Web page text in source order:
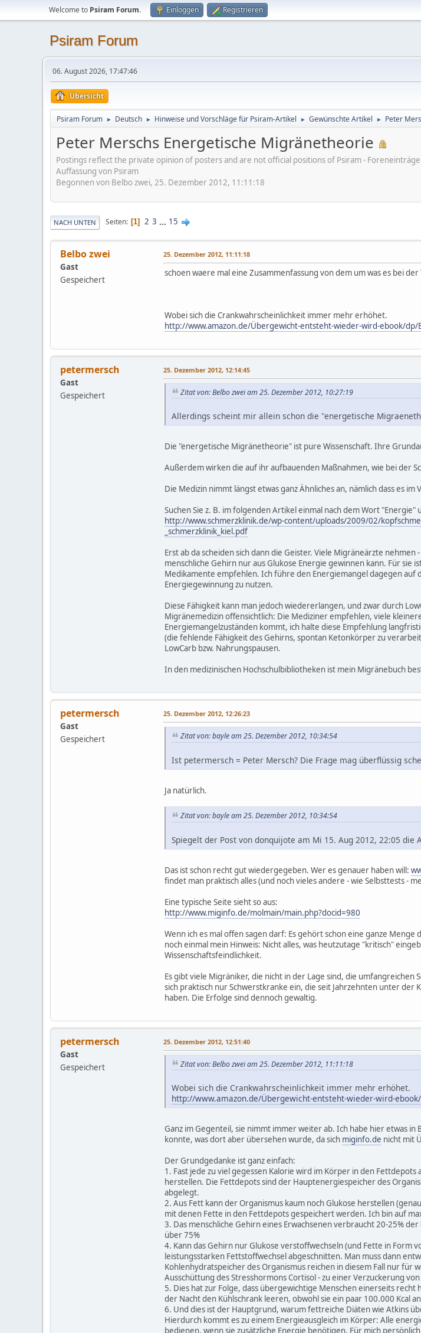
Welcome to Psiram Forum. Einloggen Registrieren
Psiram Forum
06. August 2026, 17:47:46
Übersicht
Psiram Forum ► Deutsch ► Hinweise und Vorschläge für Psiram-Artikel ► Gewünschte Artikel ► Peter
Peter Merschs Energetische Migränetheorie
Postings reflect the private opinion of posters and are not official positions of Psiram -
Auffassung von Psiram
Begonnen von Belbo zwei, 25. Dezember 2012, 11:11:18
NACH UNTEN Seiten 1 2 3 ... 15
Belbo zwei
Gast
Gespeichert
25. Dezember 2012, 11:11:18
schoen waere mal eine Zusammenfassung von dem um was es bei
Wobei sich die Crankwahrscheinlichkeit immer mehr erhöhet.
http://www.amazon.de/Übergewicht-entsteht-wieder-wird-ebook/dp/
petermersch
Gast
Gespeichert
25. Dezember 2012, 12:14:45
Zitat von: Belbo zwei am 25. Dezember 2012, 10:27:19
Allerdings scheint mir allein schon die "energetische
Die "energetische Migränetheorie" ist pure Wissenschaft. Ihre
Außerdem wirken die auf ihr aufbauenden Maßnahmen, wie bei der
Die Medizin nimmt längst etwas ganz Ähnliches an, nämlich dass es
Suchen Sie z. B. im folgenden Artikel einmal nach dem Wort
http://www.schmerzklinik.de/wp-content/uploads/2009/02/
_schmerzklinik_kiel.pdf
Erst ab da scheiden sich dann die Geister. Viele Migräneärzte
menschliche Gehirn nur aus Glukose Energie gewinnen kann. Für
Medikamente empfehlen. Ich führe den Energiemangel dagegen
Energiegewinnung zu nutzen.
Diese Fähigkeit kann man jedoch wiedererlangen, und zwar durch
Migränemedizin offensichtlich: Die Mediziner empfehlen, viele
Energiemangelzuständen kommt, ich halte diese Empfehlung
(die fehlende Fähigkeit des Gehirns, spontan Ketonkörper zu
LowCarb bzw. Nahrungspausen.
In den medizinischen Hochschulbibliotheken ist mein Migränebuch
petermersch
Gast
Gespeichert
25. Dezember 2012, 12:26:23
Zitat von: bayle am 25. Dezember 2012, 10:34:54
Ist petermersch = Peter Mersch? Die Frage mag überflüssig
Ja natürlich.
Zitat von: bayle am 25. Dezember 2012, 10:34:54
Spiegelt der Post von donquijote am Mi 15. Aug 2012, 22:05
Das ist schon recht gut wiedergegeben. Wer es genauer haben will:
findet man praktisch alles (und noch vieles andere - wie Selbsttests -
Eine typische Seite sieht so aus:
http://www.miginfo.de/molmain/main.php?docid=980
Wenn ich es mal offen sagen darf: Es gehört schon eine ganze
noch einmal mein Hinweis: Nicht alles, was heutzutage "kritisch"
Wissenschaftsfeindlichkeit.
Es gibt viele Migräniker, die nicht in der Lage sind, die umfangreichen
sich praktisch nur Schwerstkranke ein, die seit Jahrzehnten unter
haben. Die Erfolge sind dennoch gewaltig.
petermersch
Gast
Gespeichert
25. Dezember 2012, 12:51:40
Zitat von: Belbo zwei am 25. Dezember 2012, 11:11:18
Wobei sich die Crankwahrscheinlichkeit immer mehr erhöhet.
http://www.amazon.de/Übergewicht-entsteht-wieder-wird-ebook/
Ganz im Gegenteil, sie nimmt immer weiter ab. Ich habe hier etwas
konnte, was dort aber übersehen wurde, da sich miginfo.de nicht mit
Der Grundgedanke ist ganz einfach:
1. Fast jede zu viel gegessen Kalorie wird im Körper in den
herstellen. Die Fettdepots sind der Hauptenergiespeicher des
abgelegt.
2. Aus Fett kann der Organismus kaum noch Glukose herstellen
mit denen Fette in den Fettdepots gespeichert werden. Ich bin auf
3. Das menschliche Gehirn eines Erwachsenen verbraucht 20-25%
über 75%
4. Kann das Gehirn nur Glukose verstoffwechseln (und Fette in Form
leistungsstarken Fettstoffwechsel abgeschnitten. Man muss dann
Kohlenhydratspeicher des Organismus reichen in diesem Fall nur für
Ausschüttung des Stresshormons Cortisol - zu einer Verzuckerung
5. Dies hat zur Folge, dass übergewichtige Menschen einerseits
der Nacht den Kühlschrank leeren, obwohl sie ein paar 100.000 Kcal
6. Und dies ist der Hauptgrund, warum fettreiche Diäten wie Atkins
Hierdurch kommt es zu einem Energieausgleich im Körper: Alle
bedienen, wenn sie zusätzliche Energie benötigen. Für mich